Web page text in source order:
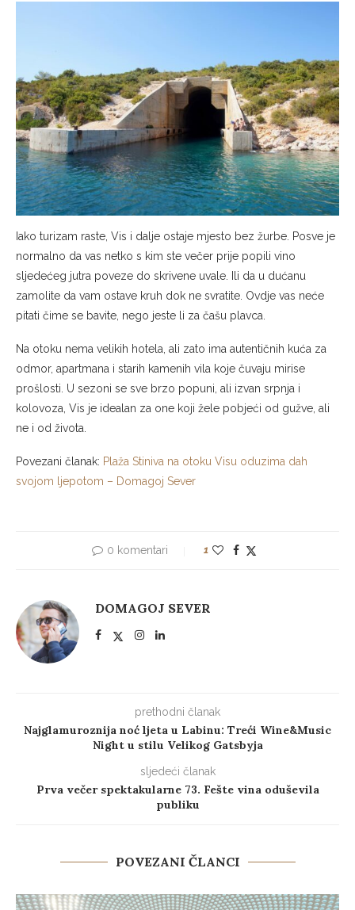
Iako turizam raste, Vis i dalje ostaje mjesto bez žurbe. Posve je
normalno da vas netko s kim ste večer prije popili vino
sljedećeg jutra poveze do skrivene uvale. Ili da u dućanu
zamolite da vam ostave kruh dok ne svratite. Ovdje vas neće
pitati čime se bavite, nego jeste li za čašu plavca.
Na otoku nema velikih hotela, ali zato ima autentičnih kuća za
odmor, apartmana i starih kamenih vila koje čuvaju mirise
prošlosti. U sezoni se sve brzo popuni, ali izvan srpnja i
kolovoza, Vis je idealan za one koji žele pobjeći od gužve, ali
ne i od života.
Povezani članak: Plaža Stiniva na otoku Visu oduzima dah
svojom ljepotom – Domagoj Sever
0 komentari 1
DOMAGOJ SEVER
prethodni članak
Najglamuroznija noć ljeta u Labinu: Treći Wine&Music
Night u stilu Velikog Gatsbyja
sljedeći članak
Prva večer spektakularne 73. Fešte vina oduševila
publiku
POVEZANI ČLANCI